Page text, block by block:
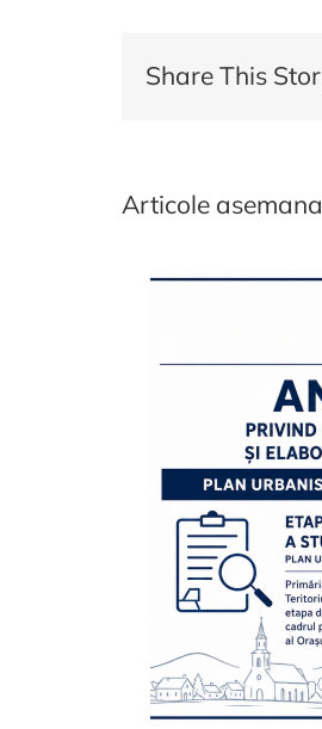
Share This
Articole